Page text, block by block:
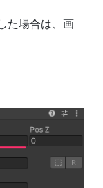
た場合は、画